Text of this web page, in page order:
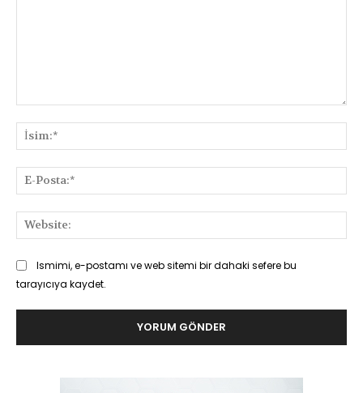
Ismimi, e-postamı ve web sitemi bir dahaki sefere bu
tarayıcıya kaydet.